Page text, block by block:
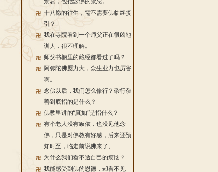
禁忌，包括念佛的禁忌。
十八愿的往生，需不需要佛临终接
引？
我在寺院看到一个师父正在很凶地
训人，很不理解。
师父书橱里的藏经都看过了吗？
阿弥陀佛愿力大，众生业力也厉害
啊。
念佛以后，我们怎么修行？杂行杂
善到底指的是什么？
佛教里讲的“真如”是指什么？
有个老人没有皈依，也没见他念
佛，只是对佛教有好感，后来还预
知时至，临走前说佛来了。
为什么我们看不透自己的烦恼？
我能感受到佛的恩德，却看不见